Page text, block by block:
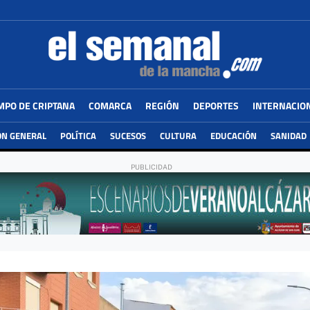
DE CRIPTANA COMARCA REGIÓN DEPORTES
GENERAL POLÍTICA SUCESOS CULTURA EDUCACIÓN SANIDAD